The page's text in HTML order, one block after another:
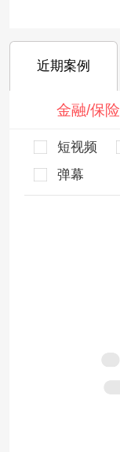
近期案例
金融/保险
短视频
弹幕